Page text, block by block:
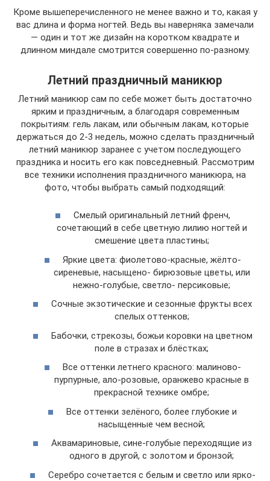
Кроме вышеперечисленного не менее важно и то, какая у
вас длина и форма ногтей. Ведь вы наверняка замечали
— один и тот же дизайн на коротком квадрате и
длинном миндале смотрится совершенно по-разному.
Летний праздничный маникюр
Летний маникюр сам по себе может быть достаточно
ярким и праздничным, а благодаря современным
покрытиям: гель лакам, или обычным лакам, которые
держаться до 2-3 недель, можно сделать праздничный
летний маникюр заранее с учетом последующего
праздника и носить его как повседневный. Рассмотрим
все техники исполнения праздничного маникюра, на
фото, чтобы выбрать самый подходящий:
Смелый оригинальный летний френч,
сочетающий в себе цветную лилию ногтей и
смешение цвета пластины;
Яркие цвета: фиолетово-красные, жёлто-
сиреневые, насыщено- бирюзовые цветы, или
нежно-голубые, светло- персиковые;
Сочные экзотические и сезонные фрукты всех
спелых оттенков;
Бабочки, стрекозы, божьи коровки на цветном
поле в стразах и блёстках;
Все оттенки летнего красного: малиново-
пурпурные, ало-розовые, оранжево красные в
прекрасной технике омбре;
Все оттенки зелёного, более глубокие и
насыщенные чем весной;
Аквамариновые, сине-голубые переходящие из
одного в другой, с золотом и бронзой;
Серебро сочетается с белым и светло или ярко-